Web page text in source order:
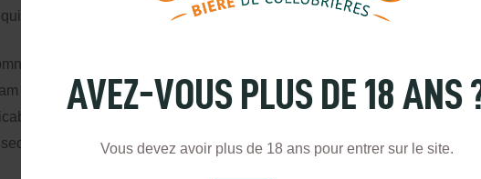
AVEZ-VOUS PLUS DE 18 ANS
Vous devez avoir plus de 18 ans pour entrer sur le site.
nostrud exerci tation ullamcorper suscipit lobortis nisl.
iste natus error sit voluptatem accusantium doloremque
eaque ipsa, quae ab illo inventore veritatis et quasi architecto
quia consequuntur magni dolores eos.